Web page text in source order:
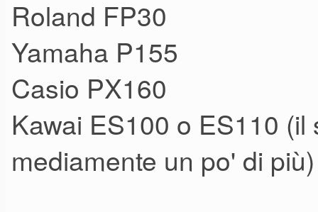
Roland FP30
Yamaha P155
Casio PX160
Kawai ES100 o ES110
mediamente un po' di più)